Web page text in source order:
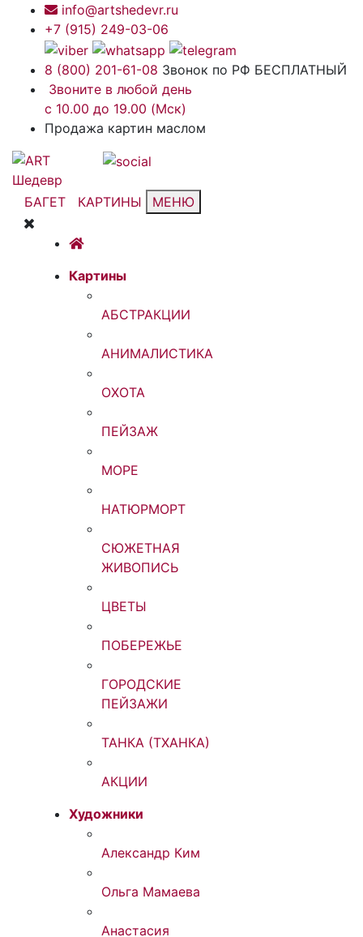
info@artshedevr.ru
+7 (915) 249-03-06
8 (800) 201-61-08 Звонок по РФ БЕСПЛАТНЫЙ
Звоните в любой день
с 10.00 до 19.00 (Мск)
Продажа картин маслом
БАГЕТ КАРТИНЫ МЕНЮ
Картины
АБСТРАКЦИИ
АНИМАЛИСТИКА
ОХОТА
ПЕЙЗАЖ
МОРЕ
НАТЮРМОРТ
СЮЖЕТНАЯ
ЖИВОПИСЬ
ЦВЕТЫ
ПОБЕРЕЖЬЕ
ГОРОДСКИЕ
ПЕЙЗАЖИ
ТАНКА (ТХАНКА)
АКЦИИ
Художники
Александр Ким
Ольга Мамаева
Анастасия